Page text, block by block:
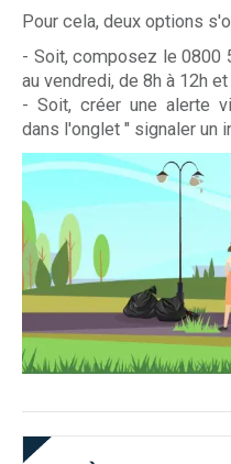
Pour cela, deux options
- Soit, composez le 0800
au vendredi, de 8h à 12h
- Soit, créer une alerte
dans l'onglet " signaler un